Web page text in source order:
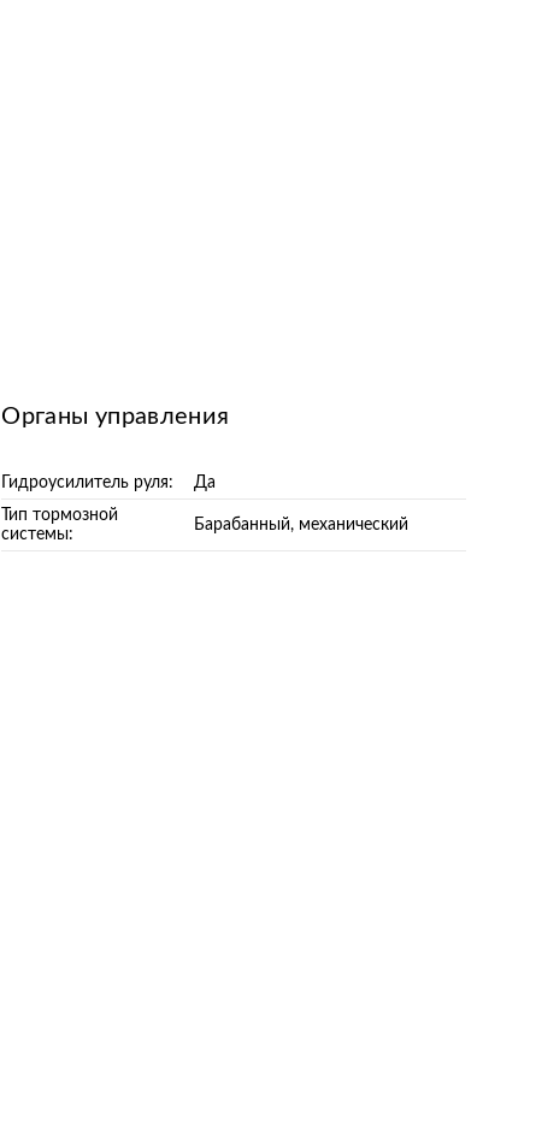
Органы управления
Гидроусилитель руля:
Да
Тип тормозной
системы:
Барабанный, механический